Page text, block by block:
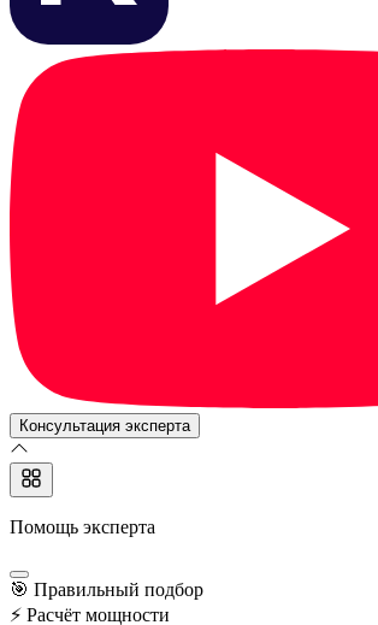
Консультация эксперта
Помощь эксперта
🎯 Правильный подбор
⚡ Расчёт мощности